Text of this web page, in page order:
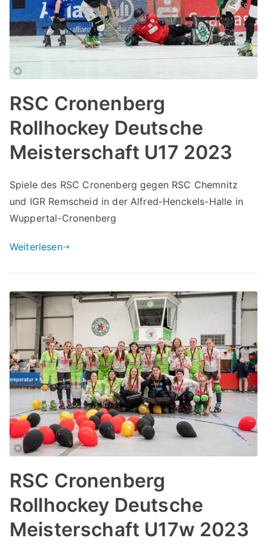
RSC Cronenberg
Rollhockey Deutsche
Meisterschaft U17 2023
Spiele des RSC Cronenberg gegen RSC Chemnitz
und IGR Remscheid in der Alfred-Henckels-Halle in
Wuppertal-Cronenberg
Weiterlesen
RSC Cronenberg
Rollhockey Deutsche
Meisterschaft U17w 2023